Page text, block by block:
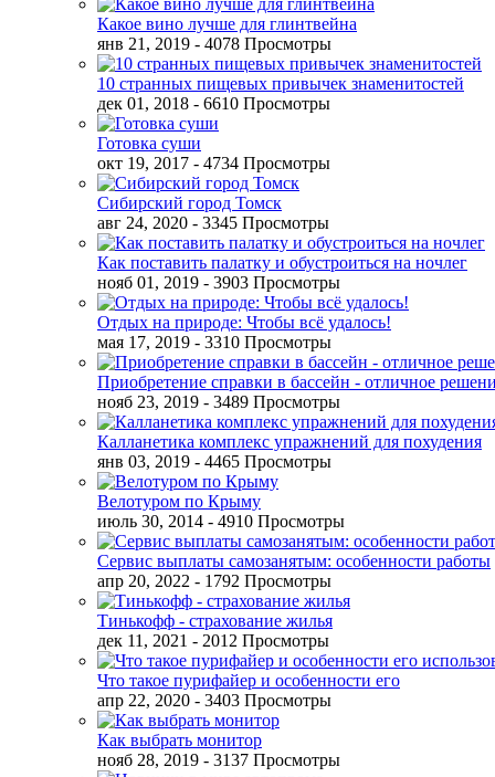
Какое вино лучше для глинтвейна
янв 21, 2019 - 4078 Просмотры
10 странных пищевых привычек знаменитостей
дек 01, 2018 - 6610 Просмотры
Готовка суши
окт 19, 2017 - 4734 Просмотры
Сибирский город Томск
авг 24, 2020 - 3345 Просмотры
Как поставить палатку и обустроиться на ночлег
нояб 01, 2019 - 3903 Просмотры
Отдых на природе: Чтобы всё удалось!
мая 17, 2019 - 3310 Просмотры
Приобретение справки в бассейн - отличное
нояб 23, 2019 - 3489 Просмотры
Калланетика комплекс упражнений для похудения
янв 03, 2019 - 4465 Просмотры
Велотуром по Крыму
июль 30, 2014 - 4910 Просмотры
Сервис выплаты самозанятым: особенности работы
апр 20, 2022 - 1792 Просмотры
Тинькофф - страхование жилья
дек 11, 2021 - 2012 Просмотры
Что такое пурифайер и особенности его
апр 22, 2020 - 3403 Просмотры
Как выбрать монитор
нояб 28, 2019 - 3137 Просмотры